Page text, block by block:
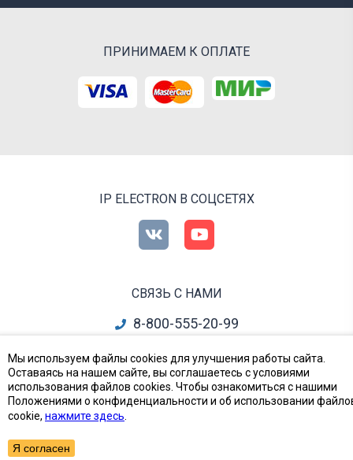
ПРИНИМАЕМ К ОПЛАТЕ
IP ELECTRON В СОЦСЕТЯХ
СВЯЗЬ С НАМИ
8-800-555-20-99
info@ipelectron.ru
все контакты
Приборы, Радиодетали и Электронные компоненты
Мы используем файлы cookies для улучшения работы сайта.
Оставаясь на нашем сайте, вы соглашаетесь с условиями
использования файлов cookies. Чтобы ознакомиться с нашими
Положениями о конфиденциальности и об использовании
cookie, нажмите здесь
Я согласен